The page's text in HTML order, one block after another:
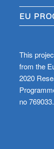
EU
This
from the
2020
no 769033.